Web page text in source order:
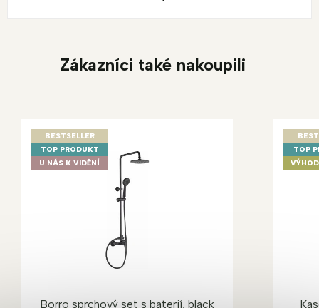
Zákazníci také nakoupili
BESTSELLER
TOP PRODUKT
U NÁS K VIDĚNÍ
Borro sprchový set s baterií, black
TOP